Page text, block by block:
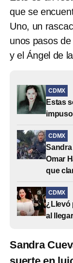
que se
Uno, un
unos pasos
y el Ángel de
CDMX
Estas
CDMX
Omar
que
CDMX
¿Llevó
al
Sandra